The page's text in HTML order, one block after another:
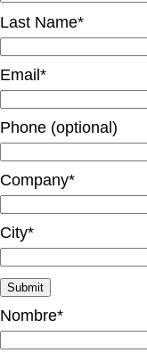
Last Name*
Email*
Phone (optional)
Company*
City*
Nombre*